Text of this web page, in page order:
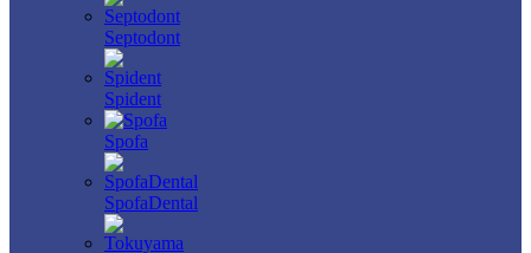
Septodont
Spident
Spofa
SpofaDental